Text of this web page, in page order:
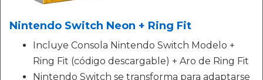
Nintendo Switch Neon + Ring Fit
Incluye Consola Nintendo Switch Modelo +
Ring Fit (código descargable) + Aro de Ring Fit
Nintendo Switch se transforma para adaptarse